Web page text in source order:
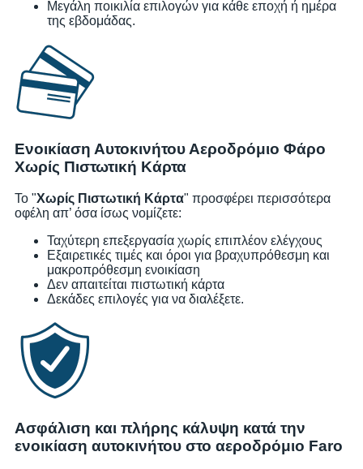
Μεγάλη ποικιλία επιλογών για κάθε εποχή ή ημέρα
της εβδομάδας.
Ενοικίαση Αυτοκινήτου Αεροδρόμιο Φάρο
Χωρίς Πιστωτική Κάρτα
Το "Χωρίς Πιστωτική Κάρτα" προσφέρει περισσότερα
οφέλη απ’ όσα ίσως νομίζετε:
Ταχύτερη επεξεργασία χωρίς επιπλέον ελέγχους
Εξαιρετικές τιμές και όροι για βραχυπρόθεσμη και
μακροπρόθεσμη ενοικίαση
Δεν απαιτείται πιστωτική κάρτα
Δεκάδες επιλογές για να διαλέξετε.
Ασφάλιση και πλήρης κάλυψη κατά την
ενοικίαση αυτοκινήτου στο αεροδρόμιο Faro